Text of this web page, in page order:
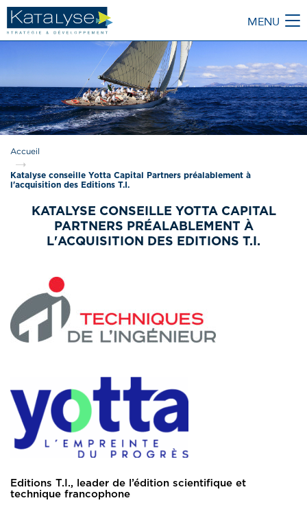
MENU
Accueil
Katalyse conseille Yotta Capital Partners préalablement à
l'acquisition des Editions T.I.
KATALYSE CONSEILLE YOTTA CAPITAL
PARTNERS PRÉALABLEMENT À
L'ACQUISITION DES EDITIONS T.I.
Editions T.I., leader de l’édition scientifique et
technique francophone